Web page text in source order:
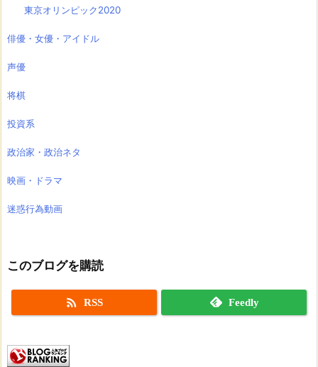
東京オリンピック2020
俳優・女優・アイドル
声優
将棋
投資系
政治家・政治ネタ
映画・ドラマ
迷惑行為動画
このブログを購読
 RSS Feedly